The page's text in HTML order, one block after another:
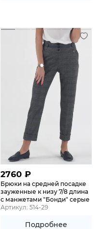
2760 ₽
Брюки на средней посадке
зауженные к низу 7/8 длина
с манжетами "Бонди" серые
Артикул: 514-29
Подробнее